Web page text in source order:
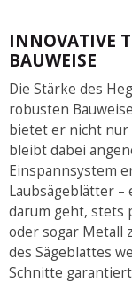
INNOVATIVE
BAUWEISE
Die Stärke des
robusten
bietet er nicht nur
bleibt dabei
Einspannsystem
Laubsägeblätter
darum geht, stets
oder sogar Metall
des Sägeblattes
Schnitte